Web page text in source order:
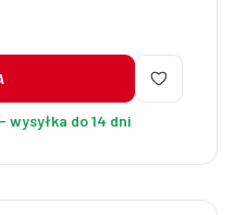
wysyłka do 14 dni